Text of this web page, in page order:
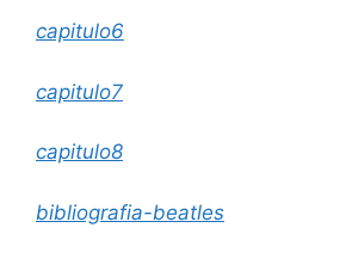
capitulo6
capitulo7
capitulo8
bibliografia-beatles